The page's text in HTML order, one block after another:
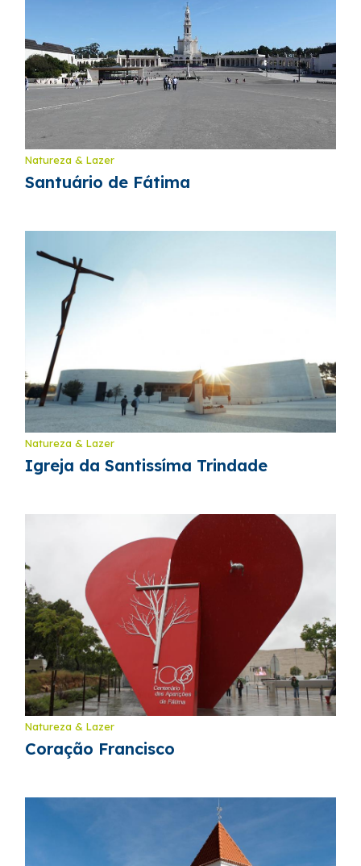
Natureza & Lazer
Santuário de Fátima
Natureza & Lazer
Igreja da Santissíma Trindade
Natureza & Lazer
Coração Francisco